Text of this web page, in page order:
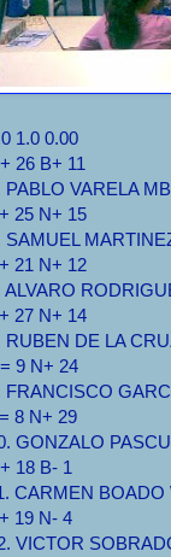
1.0 0.00
26 B+ 11
PABLO VARELA
25 N+ 15
SAMUEL
21 N+ 12
ALVARO
27 N+ 14
RUBEN DE LA
9 N+ 24
FRANCISCO
8 N+ 29
GONZALO
18 B- 1
CARMEN BOADO
19 N- 4
VICTOR